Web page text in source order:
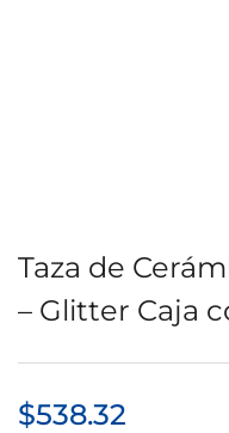
Taza de
– Glitter Caja
$538.32